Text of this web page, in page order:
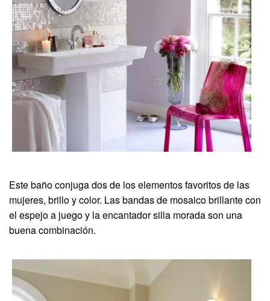
Este baño conjuga dos de los elementos favoritos de las
mujeres, brillo y color. Las bandas de mosaico brillante con
el espejo a juego y la encantador silla morada son una
buena combinación.